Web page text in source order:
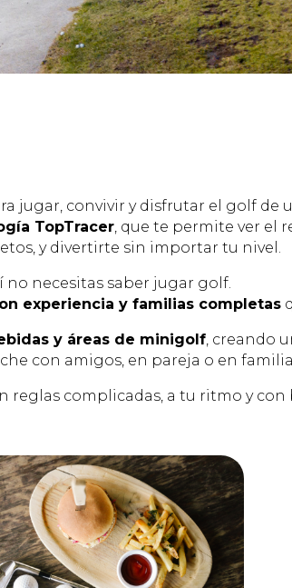
jugar, convivir y disfrutar el golf de
TopTracer, que te permite ver el
y divertirte sin importar tu nivel.
no necesitas saber jugar golf.
experiencia y familias completas
y áreas de minigolf, creando
con amigos, en pareja o en
reglas complicadas, a tu ritmo y con